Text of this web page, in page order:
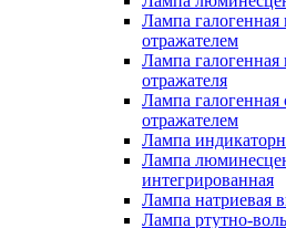
Лампа галогенная
отражателем
Лампа галогенная
отражателя
Лампа галогенная
отражателем
Лампа
Лампа
интегрированная
Лампа натриевая
Лампа ртутно-